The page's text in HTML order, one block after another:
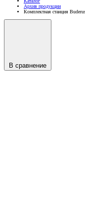
Архив продукции
Комплектная станция
В сравнение